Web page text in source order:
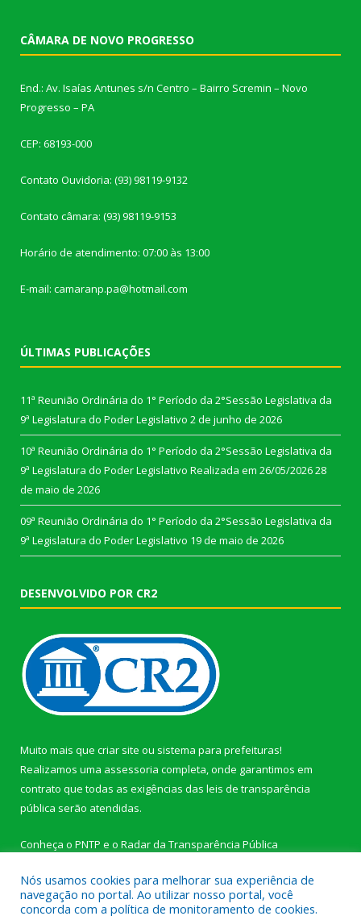
CÂMARA DE NOVO PROGRESSO
End.: Av. Isaías Antunes s/n Centro – Bairro Scremin – Novo
Progresso – PA
CEP: 68193-000
Contato Ouvidoria: (93) 98119-9132
Contato câmara: (93) 98119-9153
Horário de atendimento: 07:00 às 13:00
E-mail: camaranp.pa@hotmail.com
ÚLTIMAS PUBLICAÇÕES
11ª Reunião Ordinária do 1° Período da 2°Sessão Legislativa da
9ª Legislatura do Poder Legislativo 2 de junho de 2026
10ª Reunião Ordinária do 1° Período da 2°Sessão Legislativa da
9ª Legislatura do Poder Legislativo Realizada em 26/05/202628
de maio de 2026
09ª Reunião Ordinária do 1° Período da 2°Sessão Legislativa da
9ª Legislatura do Poder Legislativo 19 de maio de 2026
DESENVOLVIDO POR CR2
Muito mais que criar site ou sistema para prefeituras!
Realizamos uma assessoria completa, onde garantimos em
contrato que todas as exigências das leis de transparência
pública serão atendidas.
Conheça o PNTP e o Radar da Transparência Pública
Nós usamos cookies para melhorar sua experiência de
navegação no portal. Ao utilizar nosso portal, você
concorda com a política de monitoramento de cookies.